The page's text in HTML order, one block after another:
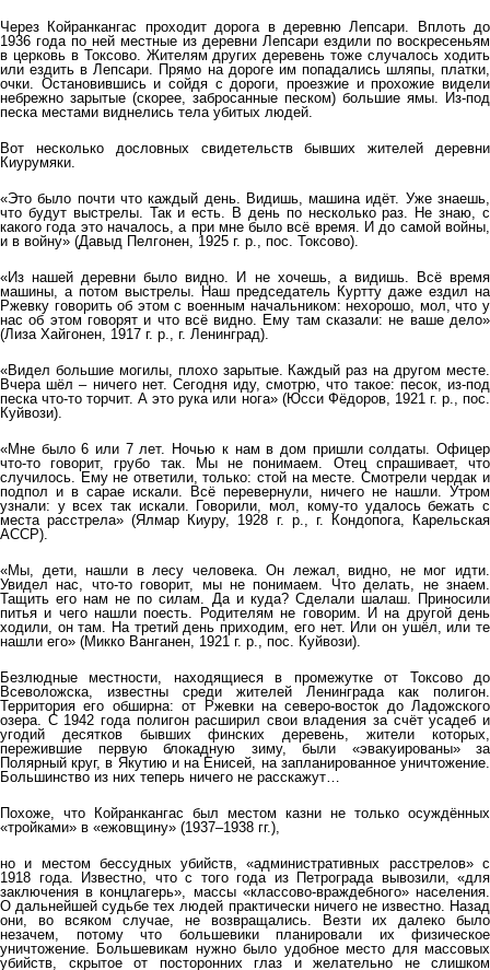
Через Койранкангас проходит дорога в деревню Лепсари. Вплоть до
1936 года по ней местные из деревни Лепсари ездили по воскресеньям
в церковь в Токсово. Жителям других деревень тоже случалось ходить
или ездить в Лепсари. Прямо на дороге им попадались шляпы, платки,
очки. Остановившись и сойдя с дороги, проезжие и прохожие видели
небрежно зарытые (скорее, забросанные песком) большие ямы. Из-под
песка местами виднелись тела убитых людей.
Вот несколько дословных свидетельств бывших жителей деревни
Киурумяки.
«Это было почти что каждый день. Видишь, машина идёт. Уже знаешь,
что будут выстрелы. Так и есть. В день по несколько раз. Не знаю, с
какого года это началось, а при мне было всё время. И до самой войны,
и в войну» (Давыд Пелгонен, 1925 г. р., пос. Токсово).
«Из нашей деревни было видно. И не хочешь, а видишь. Всё время
машины, а потом выстрелы. Наш председатель Куртту даже ездил на
Ржевку говорить об этом с военным начальником: нехорошо, мол, что у
нас об этом говорят и что всё видно. Ему там сказали: не ваше дело»
(Лиза Хайгонен, 1917 г. р., г. Ленинград).
«Видел большие могилы, плохо зарытые. Каждый раз на другом месте.
Вчера шёл – ничего нет. Сегодня иду, смотрю, что такое: песок, из-под
песка что-то торчит. А это рука или нога» (Юсси Фёдоров, 1921 г. р., пос.
Куйвози).
«Мне было 6 или 7 лет. Ночью к нам в дом пришли солдаты. Офицер
что-то говорит, грубо так. Мы не понимаем. Отец спрашивает, что
случилось. Ему не ответили, только: стой на месте. Смотрели чердак и
подпол и в сарае искали. Всё перевернули, ничего не нашли. Утром
узнали: у всех так искали. Говорили, мол, кому-то удалось бежать с
места расстрела» (Ялмар Киуру, 1928 г. р., г. Кондопога, Карельская
АССР).
«Мы, дети, нашли в лесу человека. Он лежал, видно, не мог идти.
Увидел нас, что-то говорит, мы не понимаем. Что делать, не знаем.
Тащить его нам не по силам. Да и куда? Сделали шалаш. Приносили
питья и чего нашли поесть. Родителям не говорим. И на другой день
ходили, он там. На третий день приходим, его нет. Или он ушёл, или те
нашли его» (Микко Ванганен, 1921 г. р., пос. Куйвози).
Безлюдные местности, находящиеся в промежутке от Токсово до
Всеволожска, известны среди жителей Ленинграда как полигон.
Территория его обширна: от Ржевки на северо-восток до Ладожского
озера. С 1942 года полигон расширил свои владения за счёт усадеб и
угодий десятков бывших финских деревень, жители которых,
пережившие первую блокадную зиму, были «эвакуированы» за
Полярный круг, в Якутию и на Енисей, на запланированное уничтожение.
Большинство из них теперь ничего не расскажут…
Похоже, что Койранкангас был местом казни не только осуждённых
«тройками» в «ежовщину» (1937–1938 гг.),
но и местом бессудных убийств, «административных расстрелов» с
1918 года. Известно, что с того года из Петрограда вывозили, «для
заключения в концлагерь», массы «классово-враждебного» населения.
О дальнейшей судьбе тех людей практически ничего не известно. Назад
они, во всяком случае, не возвращались. Везти их далеко было
незачем, потому что большевики планировали их физическое
уничтожение. Большевикам нужно было удобное место для массовых
убийств, скрытое от посторонних глаз и желательно не слишком